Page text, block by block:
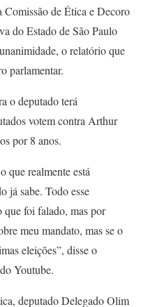
Comissão de Ética e Decoro
do Estado de São Paulo
o relatório que
parlamentar.
o deputado terá
votem contra Arthur
por 8 anos.
que realmente está
já sabe. Todo esse
que foi falado, mas por
meu mandato, mas se o
eleições”, disse o
Youtube.
deputado Delegado Olim